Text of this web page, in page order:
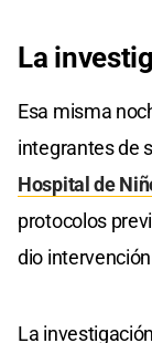
La
Esa misma
integrantes de
Hospital de
protocolos
dio
La